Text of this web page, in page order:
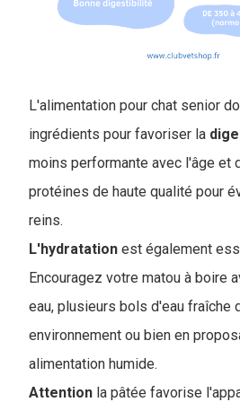
L'alimentation pour chat senior
ingrédients pour favoriser la
moins performante avec l'âge et
protéines de haute qualité pour
reins.
L'hydratation est également
Encouragez votre matou à boire
eau, plusieurs bols d'eau fraîche
environnement ou bien en
alimentation humide.
Attention la pâtée favorise